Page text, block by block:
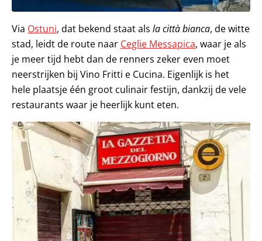
Via Ostuni, dat bekend staat als la città bianca, de witte
stad, leidt de route naar Ceglie Messapica, waar je als
je meer tijd hebt dan de renners zeker even moet
neerstrijken bij Vino Fritti e Cucina. Eigenlijk is het
hele plaatsje één groot culinair festijn, dankzij de vele
restaurants waar je heerlijk kunt eten.